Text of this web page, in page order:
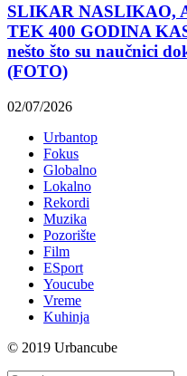
SLIKAR NASLIKAO,
TEK 400 GODINA
nešto što su naučnici
(FOTO)
02/07/2026
Urbantop
Fokus
Globalno
Lokalno
Rekordi
Muzika
Pozorište
Film
ESport
Youcube
Vreme
Kuhinja
© 2019 Urbancube